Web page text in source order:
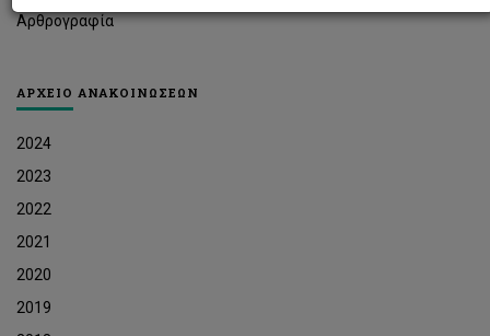
Αρθρογραφία
ΑΡΧΕΙΟ ΑΝΑΚΟΙΝΩΣΕΩΝ
2024
2023
2022
2021
2020
2019